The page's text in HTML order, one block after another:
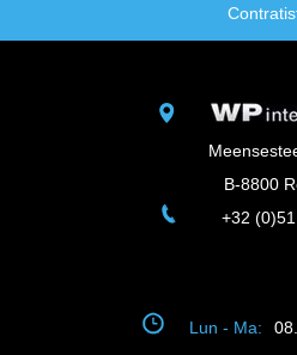
B-8800
+32
Lun - Ma: